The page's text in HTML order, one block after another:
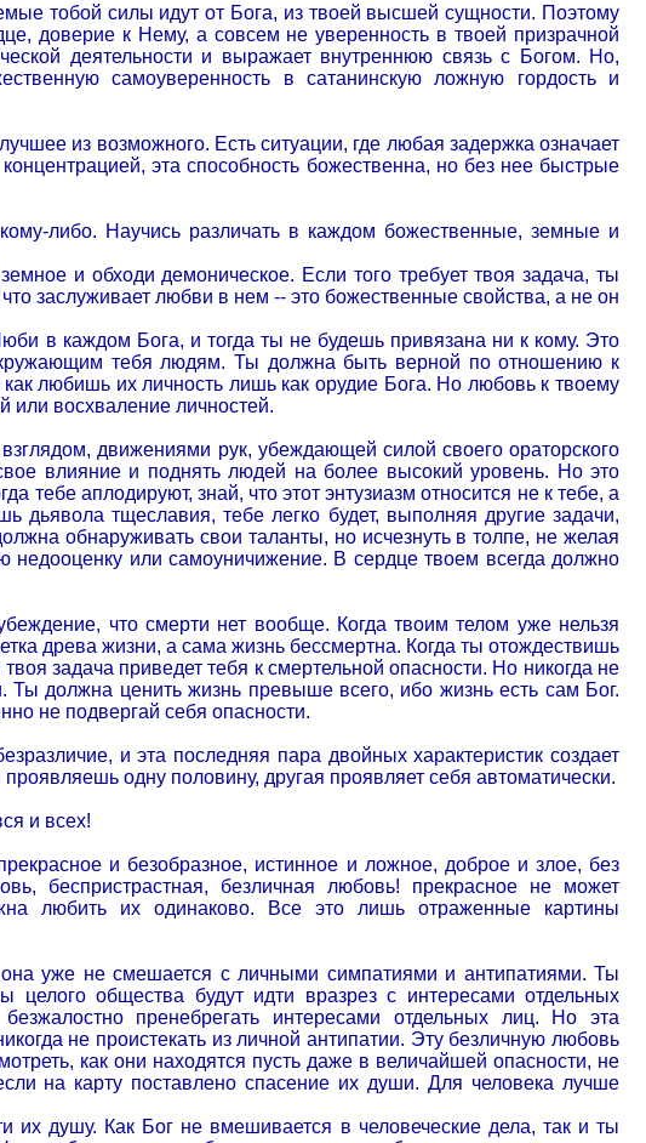
тобой силы идут от Бога, из твоей высшей сущности. Поэтому
доверие к Нему, а совсем не уверенность в твоей призрачной
деятельности и выражает внутреннюю связь с Богом. Но,
самоуверенность в сатанинскую ложную гордость и
из возможного. Есть ситуации, где любая задержка означает
эта способность божественна, но без нее быстрые
либо. Научись различать в каждом божественные, земные и
и обходи демоническое. Если того требует твоя задача, ты
заслуживает любви в нем -- это божественные свойства, а не он
в каждом Бога, и тогда ты не будешь привязана ни к кому. Это
тебя людям. Ты должна быть верной по отношению к
любишь их личность лишь как орудие Бога. Но любовь к твоему
или восхваление личностей.
движениями рук, убеждающей силой своего ораторского
влияние и поднять людей на более высокий уровень. Но это
тебе аплодируют, знай, что этот энтузиазм относится не к тебе, а
тщеславия, тебе легко будет, выполняя другие задачи,
обнаруживать свои таланты, но исчезнуть в толпе, не желая
недооценку или самоуничижение. В сердце твоем всегда должно
что смерти нет вообще. Когда твоим телом уже нельзя
древа жизни, а сама жизнь бессмертна. Когда ты отождествишь
задача приведет тебя к смертельной опасности. Но никогда не
Ты должна ценить жизнь превыше всего, ибо жизнь есть сам Бог.
не подвергай себя опасности.
и эта последняя пара двойных характеристик создает
одну половину, другая проявляет себя автоматически.
и всех!
и безобразное, истинное и ложное, доброе и злое, без
беспристрастная, безличная любовь! прекрасное не может
любить их одинаково. Все это лишь отраженные картины
она уже не смешается с личными симпатиями и антипатиями. Ты
целого общества будут идти вразрез с интересами отдельных
пренебрегать интересами отдельных лиц. Но эта
не проистекать из личной антипатии. Эту безличную любовь
как они находятся пусть даже в величайшей опасности, не
на карту поставлено спасение их души. Для человека лучше
их душу. Как Бог не вмешивается в человеческие дела, так и ты